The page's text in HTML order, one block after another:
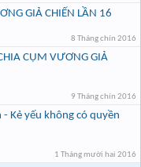
GIẢ CHIẾN LẦN 16
8 Tháng chín 2016
CỤM VƯƠNG GIẢ
9 Tháng chín 2016
- Kẻ yếu không có quyền
1 Tháng mười hai 2016